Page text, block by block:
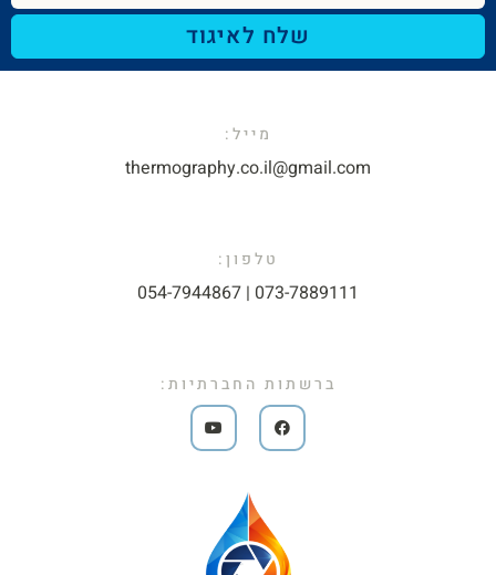
שלח לאיגוד
מייל:​
thermography.co.il@gmail.com​
טלפון:
073-7889111 | 054-7944867​
ברשתות החברתיות: